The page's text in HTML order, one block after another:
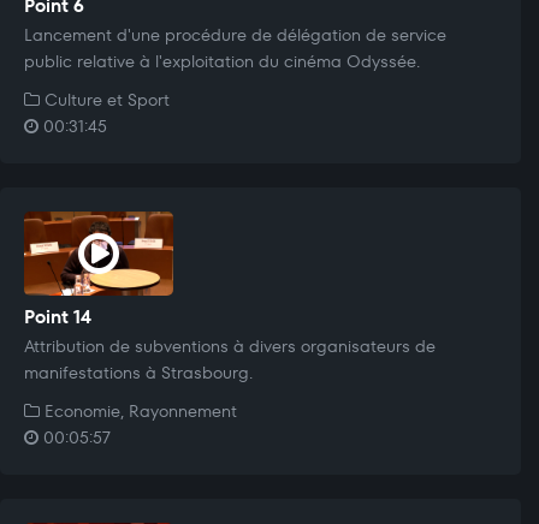
Lancement d'une procédure de délégation de service
public relative à l'exploitation du cinéma Odyssée.
Culture et Sport
00:31:45
Point 14
Attribution de subventions à divers organisateurs de
manifestations à Strasbourg.
Economie, Rayonnement
00:05:57